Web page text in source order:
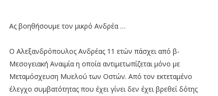
Ας βοηθήσουμε τον μικρό Ανδρέα …
Ο Αλεξανδρόπουλος Ανδρέας 11 ετών πάσχει από β-
Μεσογειακή Αναιμία η οποία αντιμετωπίζεται μόνο με
Μεταμόσχευση Μυελού των Οστών. Από τον εκτεταμένο
έλεγχο συμβατότητας που έχει γίνει δεν έχει βρεθεί δότης